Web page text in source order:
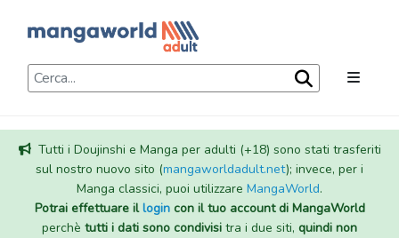
Tutti i Doujinshi e Manga per adulti (+18) sono stati trasferiti
sul nostro nuovo sito (mangaworldadult.net); invece, per i
Manga classici, puoi utilizzare MangaWorld.
Potrai effettuare illogincon il tuo account di MangaWorld
perchè tutti i dati sono condivisi tra i due siti, quindi non